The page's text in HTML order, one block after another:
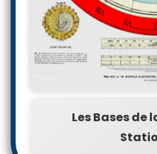
Les Bases de